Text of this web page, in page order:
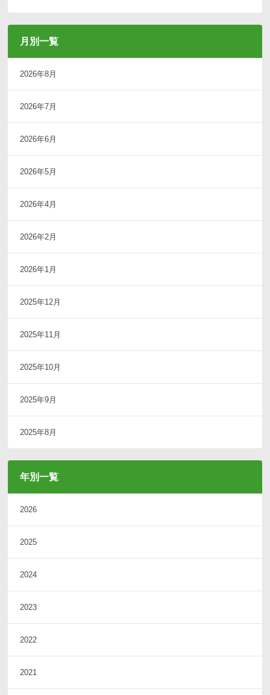
月別一覧
2026年8月
2026年7月
2026年6月
2026年5月
2026年4月
2026年2月
2026年1月
2025年12月
2025年11月
2025年10月
2025年9月
2025年8月
年別一覧
2026
2025
2024
2023
2022
2021